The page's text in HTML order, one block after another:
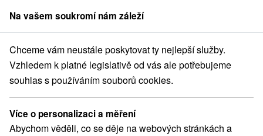
člen skupinySorger
Penzión Raimund Dolný Smokovec Ubytovanie s raňajkami
Ubytovanie s raňajkami
Na vašem soukromí nám záleží
Chceme vám neustále poskytovat ty nejlepší služby.
Vzhledem k platné legislativě od vás ale potřebujeme
souhlas s používáním souborů cookies.
Více o personalizaci a měření
Abychom věděli, co se děje na webových stránkách a